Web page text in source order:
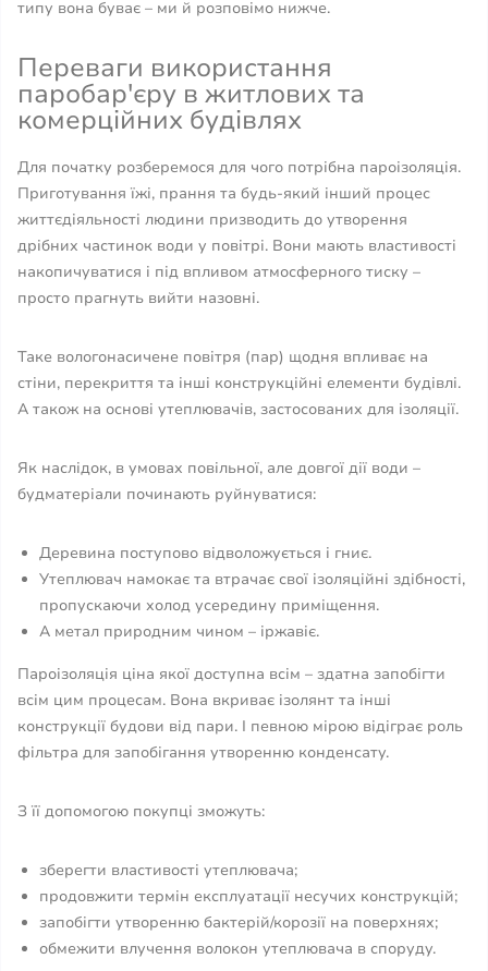
типу вона буває – ми й розповімо нижче.
Переваги використання
паробар'єру в житлових та
комерційних будівлях
Для початку розберемося для чого потрібна пароізоляція.
Приготування їжі, прання та будь-який інший процес
життєдіяльності людини призводить до утворення
дрібних частинок води у повітрі. Вони мають властивості
накопичуватися і під впливом атмосферного тиску –
просто прагнуть вийти назовні.
Таке вологонасичене повітря (пар) щодня впливає на
стіни, перекриття та інші конструкційні елементи будівлі.
А також на основі утеплювачів, застосованих для ізоляції.
Як наслідок, в умовах повільної, але довгої дії води –
будматеріали починають руйнуватися:
Деревина поступово відволожується і гниє.
Утеплювач намокає та втрачає свої ізоляційні здібності,
пропускаючи холод усередину приміщення.
А метал природним чином – іржавіє.
Пароізоляція ціна якої доступна всім – здатна запобігти
всім цим процесам. Вона вкриває ізолянт та інші
конструкції будови від пари. І певною мірою відіграє роль
фільтра для запобігання утворенню конденсату.
З її допомогою покупці зможуть:
зберегти властивості утеплювача;
продовжити термін експлуатації несучих конструкцій;
запобігти утворенню бактерій/корозії на поверхнях;
обмежити влучення волокон утеплювача в споруду.